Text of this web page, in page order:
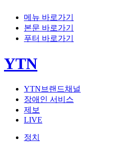
메뉴 바로가기
본문 바로가기
푸터 바로가기
YTN
YTN브랜드채널
장애인 서비스
제보
LIVE
정치